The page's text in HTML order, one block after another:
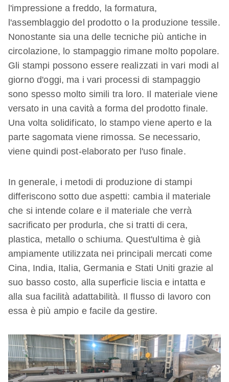
l'impressione a freddo, la formatura,
l'assemblaggio del prodotto o la produzione tessile.
Nonostante sia una delle tecniche più antiche in
circolazione, lo stampaggio rimane molto popolare.
Gli stampi possono essere realizzati in vari modi al
giorno d'oggi, ma i vari processi di stampaggio
sono spesso molto simili tra loro. Il materiale viene
versato in una cavità a forma del prodotto finale.
Una volta solidificato, lo stampo viene aperto e la
parte sagomata viene rimossa. Se necessario,
viene quindi post-elaborato per l'uso finale.
In generale, i metodi di produzione di stampi
differiscono sotto due aspetti: cambia il materiale
che si intende colare e il materiale che verrà
sacrificato per produrla, che si tratti di cera,
plastica, metallo o schiuma. Quest'ultima è già
ampiamente utilizzata nei principali mercati come
Cina, India, Italia, Germania e Stati Uniti grazie al
suo basso costo, alla superficie liscia e intatta e
alla sua facilità adattabilità. Il flusso di lavoro con
essa è più ampio e facile da gestire.